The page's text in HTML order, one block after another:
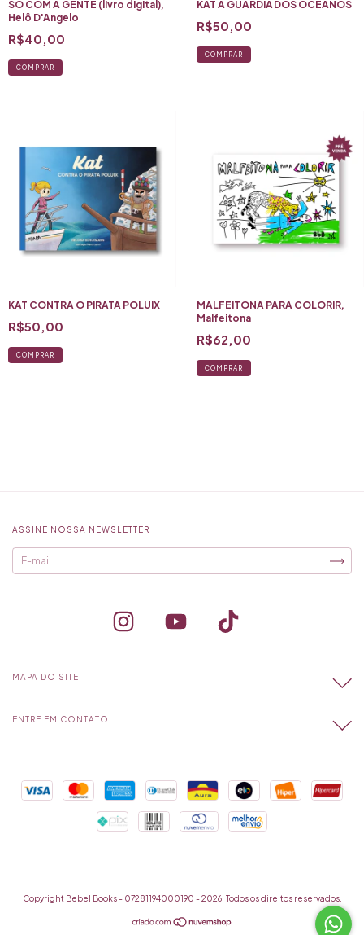
SÓ COM A GENTE (livro digital),
Helô D'Angelo
R$40,00
KAT A GUARDIÃ DOS OCEANOS
R$50,00
KAT CONTRA O PIRATA POLUIX
R$50,00
MALFEITONA PARA COLORIR,
Malfeitona
R$62,00
COMPRAR
ASSINE NOSSA NEWSLETTER
MAPA DO SITE
ENTRE EM CONTATO
Copyright Bebel Books - 07281194000190 - 2026. Todos os direitos reservados.